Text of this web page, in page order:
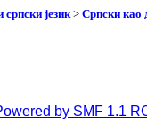
српски језик> Српски као
by SMF 1.1